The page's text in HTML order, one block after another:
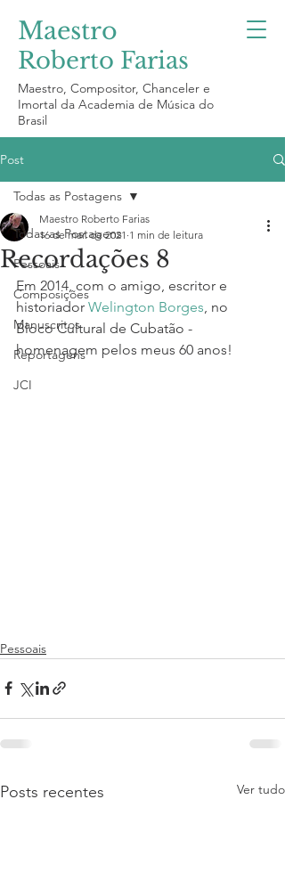
Maestro
Roberto Farias
Maestro, Compositor, Chanceler e
Imortal da Academia de Música do
Brasil
Post
Todas as Postagens
Pessoais
Composições
Manuscritos
Reportagens
JCI
Todas as Postagens
Recordações 8
Maestro Roberto Farias
16 de mar. de 2021 1 min de leitura
Em 2014, com o amigo, escritor e
historiador Welington Borges, no
Bloco Cultural de Cubatão -
homenagem pelos meus 60 anos!
Pessoais
Posts recentes Ver tudo